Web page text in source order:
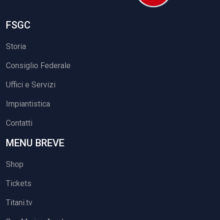
FSGC
Storia
Consiglio Federale
Uffici e Servizi
Impiantistica
Contatti
MENU BREVE
Shop
Tickets
Titani.tv